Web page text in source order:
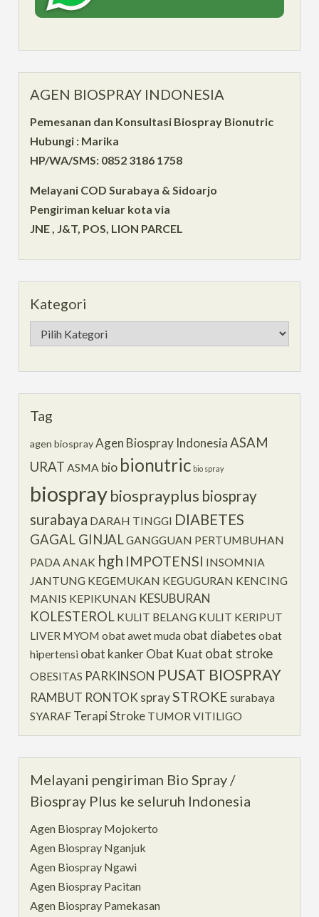
AGEN BIOSPRAY INDONESIA
Pemesanan dan Konsultasi Biospray Bionutric
Hubungi : Marika
HP/WA/SMS: 0852 3186 1758
Melayani COD Surabaya & Sidoarjo
Pengiriman keluar kota via
JNE , J&T, POS, LION PARCEL
Kategori
Kategori
Tag
agen biosprayAgen Biospray Indonesia ASAM
URAT ASMA bio bionutric bio spray
biospraybiosprayplus biospray
surabaya DARAH TINGGI DIABETES
GAGAL GINJALGANGGUAN PERTUMBUHAN
PADA ANAK hgh IMPOTENSI INSOMNIA
JANTUNG KEGEMUKAN KEGUGURAN KENCING
MANIS KEPIKUNAN KESUBURAN
KOLESTEROL KULIT BELANG KULIT KERIPUT
LIVER MYOM obat awet muda obat diabetes obat
hipertensi obat kankerObat Kuat obat stroke
OBESITAS PARKINSON PUSAT BIOSPRAY
RAMBUT RONTOKspraySTROKE surabaya
SYARAF Terapi Stroke TUMOR VITILIGO
Melayani pengiriman Bio Spray /
Biospray Plus ke seluruh Indonesia
Agen Biospray Mojokerto
Agen Biospray Nganjuk
Agen Biospray Ngawi
Agen Biospray Pacitan
Agen Biospray Pamekasan